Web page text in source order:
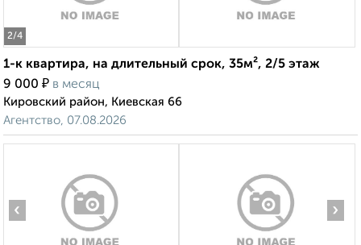
2/4
1-к квартира, на длительный срок, 35м², 2/5 этаж
9 000 ₽ в месяц
Кировский район, Киевская 66
Агентство, 07.08.2026
‹ ›